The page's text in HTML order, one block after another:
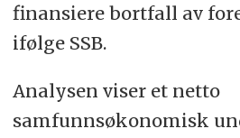
finansiere bortfall av
ifølge SSB.
Analysen viser et netto
samfunnsøkonomisk